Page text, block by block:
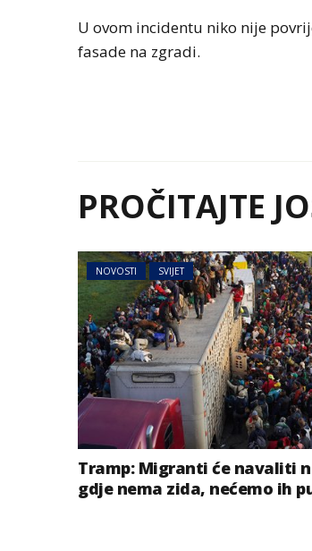
U ovom incidentu niko nije
fasade na zgradi.
PROČITAJTE
NOVOSTI SVIJET
Tramp: Migranti će navaliti
gdje nema zida, nećemo ih